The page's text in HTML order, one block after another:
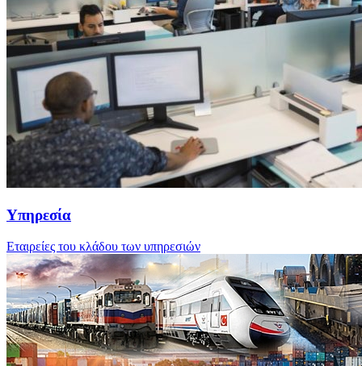
Υπηρεσία
Εταιρείες του κλάδου των υπηρεσιών